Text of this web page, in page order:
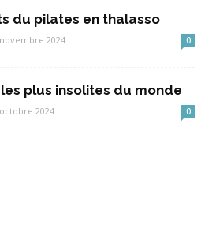
du pilates en thalasso
2024 0
plus insolites du monde
2024 0